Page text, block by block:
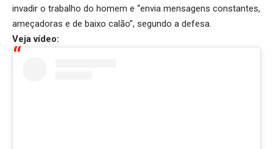
invadir o trabalho do homem e “envia mensagens constantes,
ameçadoras e de baixo calão”, segundo a defesa.
Veja vídeo: